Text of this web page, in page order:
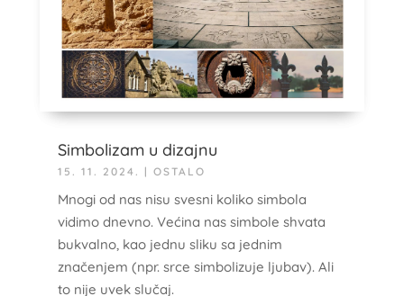
Simbolizam u dizajnu
15. 11. 2024. | OSTALO
Mnogi od nas nisu svesni koliko simbola
vidimo dnevno. Većina nas simbole shvata
bukvalno, kao jednu sliku sa jednim
značenjem (npr. srce simbolizuje ljubav). Ali
to nije uvek slučaj.